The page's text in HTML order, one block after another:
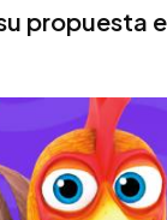
propuesta